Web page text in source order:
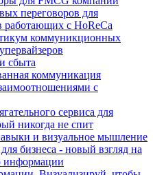
переговоров для
работающих с HoReCa
коммуникционных
сбыта
коммуникация
с
сервиса для
никогда не спит
и визуальное мышление
бизнеса - новый взгляд на
информации